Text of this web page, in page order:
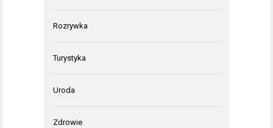
Rozrywka
Turystyka
Uroda
Zdrowie